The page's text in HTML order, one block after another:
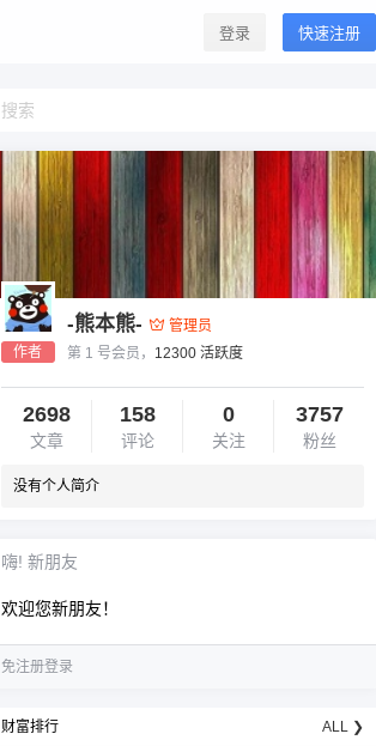
登录 快速注册
作者
-熊本熊-
管理员
第 1 号会员， 12300 活跃度
2698
文章
158
评论
0
关注
3757
粉丝
没有个人简介
嗨! 新朋友
欢迎您新朋友！
免注册登录
财富排行 ALL ❯